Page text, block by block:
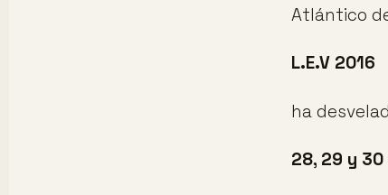
Atlántico
L.E.V 2016
ha
28, 29 y 30